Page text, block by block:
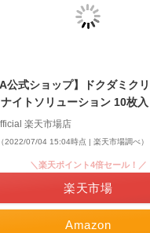
公式ショップ】ドクダミク
イトソリューション 10枚入
楽天市場店
（2022/07/04 15:04時点 | 楽天市場調べ）
Amazon
＼楽天ポイント4倍セール！／
楽天市場